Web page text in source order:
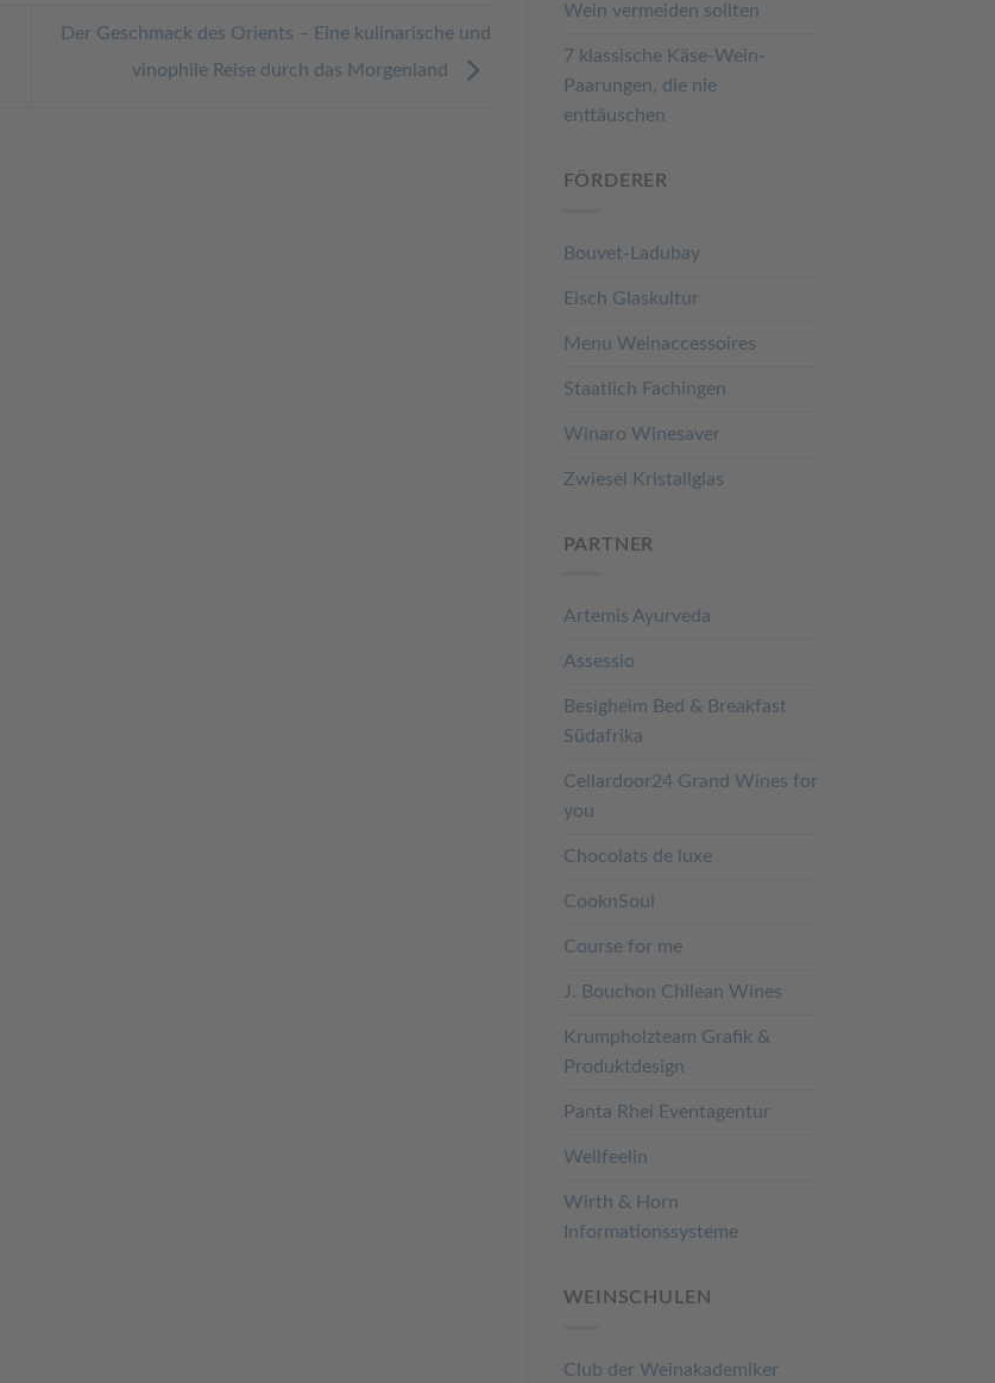
Der Geschmack des Orients – Eine kulinarische und
vinophile Reise durch das Morgenland
Wein vermeiden sollten
7 klassische Käse-Wein-
Paarungen, die nie
enttäuschen
FÖRDERER
Bouvet-Ladubay
Eisch Glaskultur
Menu Weinaccessoires
Staatlich Fachingen
Winaro Winesaver
Zwiesel Kristallglas
PARTNER
Artemis Ayurveda
Assessio
Besigheim Bed & Breakfast
Südafrika
Cellardoor24 Grand Wines for
you
Chocolats de luxe
CooknSoul
Course for me
J. Bouchon Chilean Wines
Krumpholzteam Grafik &
Produktdesign
Panta Rhei Eventagentur
Wellfeelin
Wirth & Horn
Informationssysteme
WEINSCHULEN
Club der Weinakademiker